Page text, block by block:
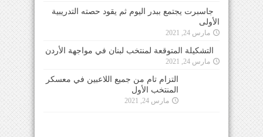
جاسبرت يجتمع ببدر اليوم ثم يقود حصته التدريبية
الأولى
مارس 24, 2021
التشكيلة المتوقعة لمنتخب لبنان في مواجهة الأردن
مارس 24, 2021
التزام تام من جميع اللاعبين في معسكر
المنتخب الأول
مارس 24, 2021